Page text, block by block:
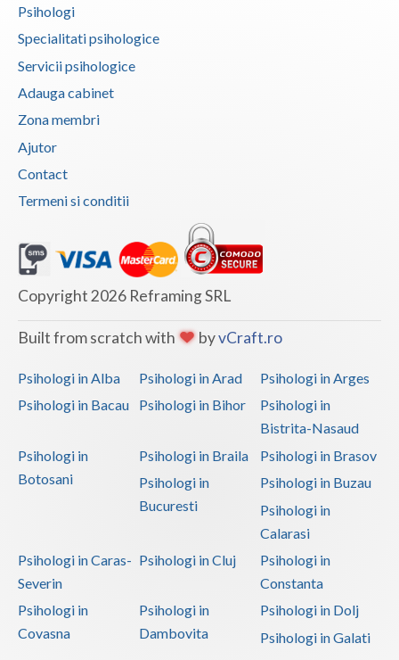
Satu-Mare
Sibiu
Teleorman
Timis
Valcea
Vrancea
Psihologi
Specialitati psihologice
Servicii psihologice
Adauga cabinet
Zona membri
Ajutor
Contact
Termeni si conditii
Copyright 2026 Reframing SRL
Built from scratch with byvCraft.ro
Psihologi in Alba Psihologi in Arad
Psihologi in Arges
Psihologi in Bacau
Psihologi in Bihor
Psihologi in
Bistrita-Nasaud
Psihologi in
Botosani
Psihologi in Braila
Psihologi in Brasov
Psihologi in
Bucuresti
Psihologi in Buzau
Psihologi in
Calarasi
Psihologi in Caras-
Severin
Psihologi in Cluj
Psihologi in
Constanta
Psihologi in
Covasna
Psihologi in
Dambovita
Psihologi in Dolj
Psihologi in Galati